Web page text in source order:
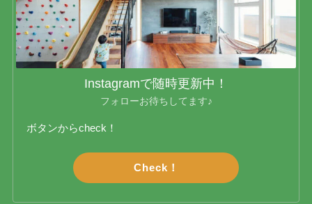
Instagramで随時更新中！
フォローお待ちしてます♪
ボタンからcheck！
Check！